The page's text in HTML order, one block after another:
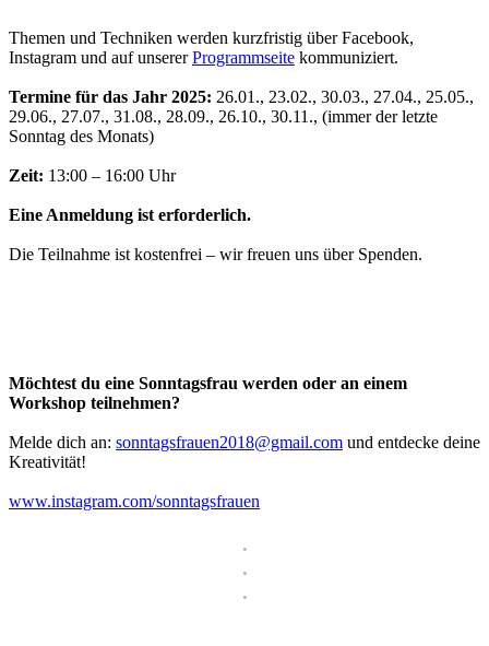
Themen und Techniken werden kurzfristig über Facebook,
Instagram und auf unsererProgrammseite kommuniziert.
Termine für das Jahr 2025: 26.01., 23.02., 30.03., 27.04., 25.05.,
29.06., 27.07., 31.08., 28.09., 26.10., 30.11., (immer der letzte
Sonntag des Monats)
Zeit: 13:00 – 16:00 Uhr
Eine Anmeldung ist erforderlich.
Die Teilnahme ist kostenfrei – wir freuen uns über Spenden.
Möchtest du eine Sonntagsfrau werden oder an einem
Workshop teilnehmen?
Melde dich an: sonntagsfrauen2018@gmail.com und entdecke deine
Kreativität!
www.instagram.com/sonntagsfrauen
.
.
.